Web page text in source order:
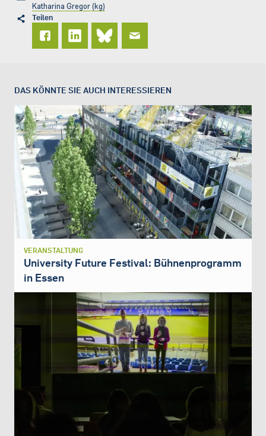
Katharina Gregor (kg)
Teilen
DAS KÖNNTE SIE AUCH INTERESSIEREN
VERANSTALTUNG
University Future Festival: Bühnenprogramm
in Essen